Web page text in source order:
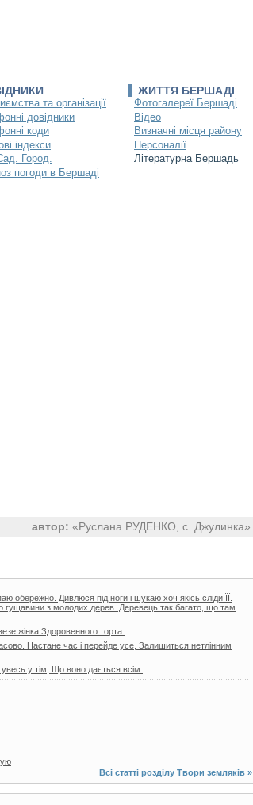
та організації
довідники
коди
індекси
Город.
погоди в Бершаді
ЖИТТЯ БЕРШАДІ
Фотогалереї Бершаді
Відео
Визначні місця району
Персоналії
Літературна Бершадь
автор: «Руслана РУДЕНКО, с. Джулинка»
Дивлюся під ноги і шукаю хоч якісь сліди ЇЇ.
гущавини з молодих дерев. Деревець так багато, що там
жінка Здоровенного торта.
Настане час і перейде усе, Залишиться нетлінним
у тім, Що воно дається всім.
Всі статті розділу Твори земляків »